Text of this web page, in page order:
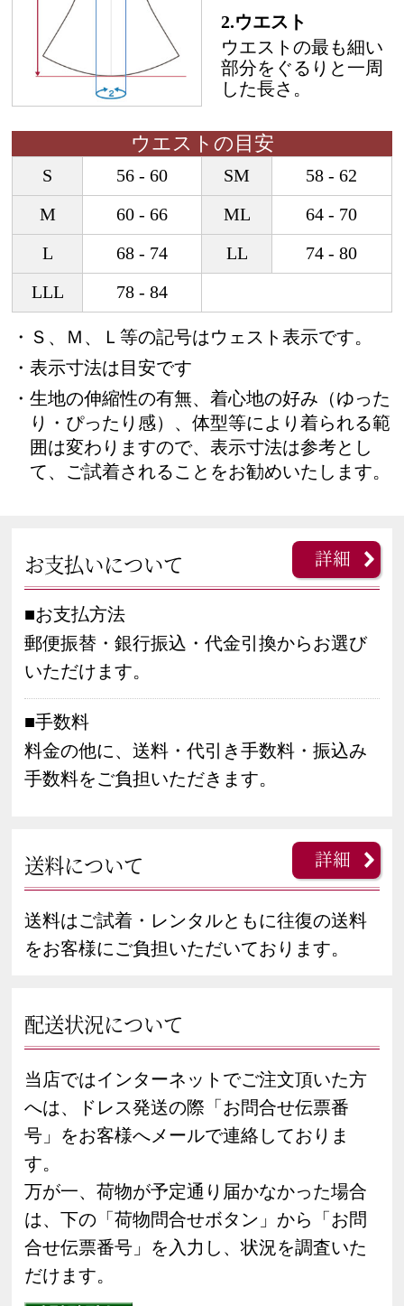
2.ウエスト
ウエストの最も細い
部分をぐるりと一周
した長さ。
ウエストの目安
S 56 - 60 SM 58 - 62
M 60 - 66 ML 64 - 70
L 68 - 74 LL 74 - 80
LLL 78 - 84
・Ｓ、Ｍ、Ｌ等の記号はウェスト表示です。
・表示寸法は目安です
・生地の伸縮性の有無、着心地の好み（ゆった
り・ぴったり感）、体型等により着られる範
囲は変わりますので、表示寸法は参考とし
て、ご試着されることをお勧めいたします。
お支払いについて
■お支払方法
郵便振替・銀行振込・代金引換からお選び
いただけます。
■手数料
料金の他に、送料・代引き手数料・振込み
手数料をご負担いただきます。
詳細
送料について
送料はご試着・レンタルともに往復の送料
をお客様にご負担いただいております。
詳細
配送状況について
当店ではインターネットでご注文頂いた方
へは、ドレス発送の際「お問合せ伝票番
号」をお客様へメールで連絡しておりま
す。
万が一、荷物が予定通り届かなかった場合
は、下の「荷物問合せボタン」から「お問
合せ伝票番号」を入力し、状況を調査いた
だけます。